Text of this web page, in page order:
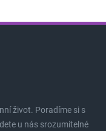
život. Poradíme si s
u nás srozumitelné